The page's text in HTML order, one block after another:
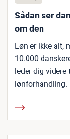
Sådan ser
om den
Løn er ikke alt,
10.000
leder dig videre
lønforhandling.